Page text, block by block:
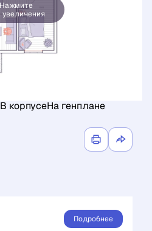
Нажмите
В корпусеНа генплане
Подробнее